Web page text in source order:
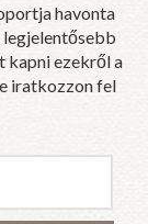
havonta
legjelentősebb
kapni ezekről a
iratkozzon fel